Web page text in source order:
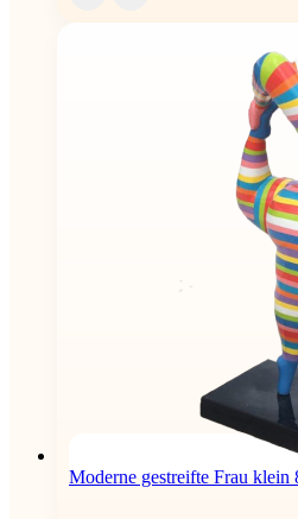
Moderne gestreifte Frau klein